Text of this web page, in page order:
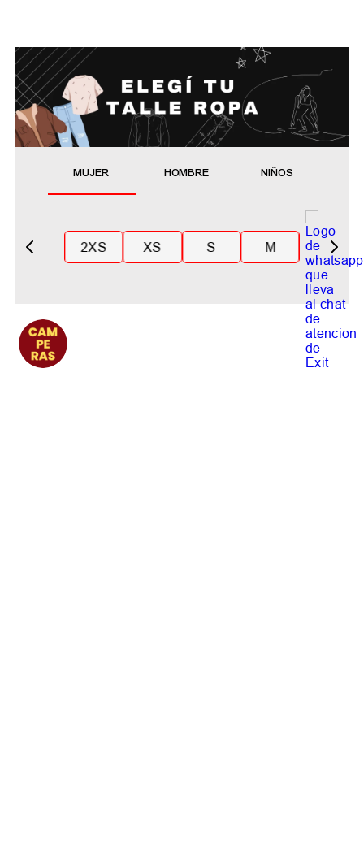
MUJER HOMBRE NIÑOS
2XS XS S M